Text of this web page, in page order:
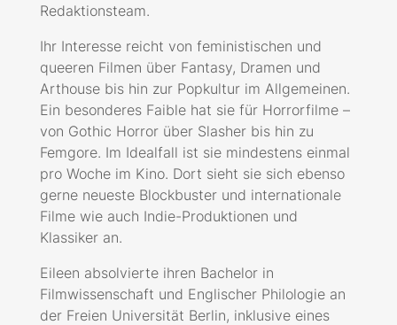
Ihr Interesse reicht von feministischen und
queeren Filmen über Fantasy, Dramen und
Arthouse bis hin zur Popkultur im Allgemeinen.
Ein besonderes Faible hat sie für Horrorfilme –
von Gothic Horror über Slasher bis hin zu
Femgore. Im Idealfall ist sie mindestens einmal
pro Woche im Kino. Dort sieht sie sich ebenso
gerne neueste Blockbuster und internationale
Filme wie auch Indie-Produktionen und
Klassiker an.
Eileen absolvierte ihren Bachelor in
Filmwissenschaft und Englischer Philologie an
der Freien Universität Berlin, inklusive eines
Redaktionsteam.